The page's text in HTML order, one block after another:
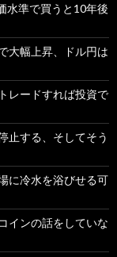
水準で買うと10年後
大幅上昇、ドル円は
レードすれば投資で
止する、そしてそう
に冷水を浴びせる可
インの話をしていな